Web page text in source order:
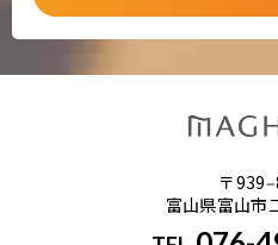
〒
富山県富山市